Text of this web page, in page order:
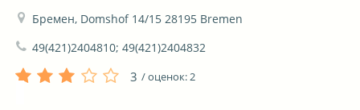
Бремен, Domshof 14/15 28195 Bremen
49(421)2404810; 49(421)2404832
3 / оценок:2